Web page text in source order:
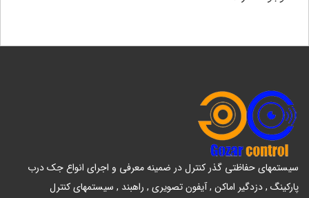
سیستمهای حفاظتی گذر کنترل در ضمینه معرفی و اجرای انواع جک درب
پارکینگ , دزدگیر اماکن , آیفون تصویری , راهبند , سیستمهای کنترل